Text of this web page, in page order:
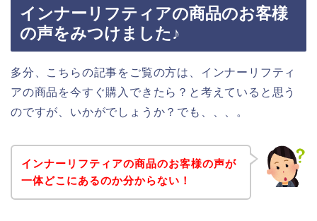
インナーリフティアの商品のお客様
の声をみつけました♪
多分、こちらの記事をご覧の方は、インナーリフティ
アの商品を今すぐ購入できたら？と考えていると思う
のですが、いかがでしょうか？でも、、、。
インナーリフティアの商品のお客様の声が
一体どこにあるのか分からない！